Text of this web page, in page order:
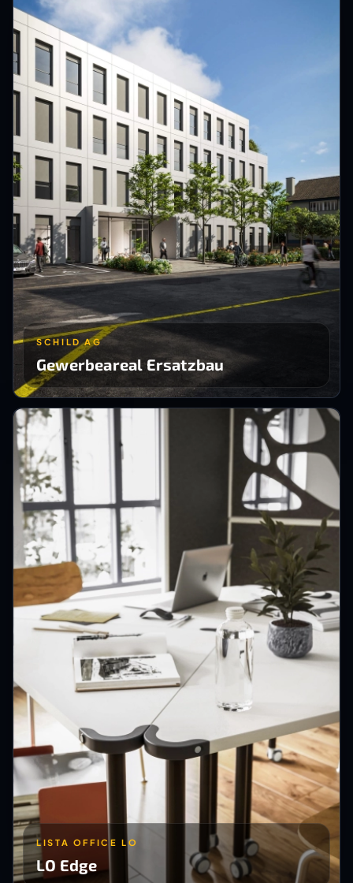
SCHILD AG
Gewerbeareal Ersatzbau
LISTA OFFICE LO
LO Edge